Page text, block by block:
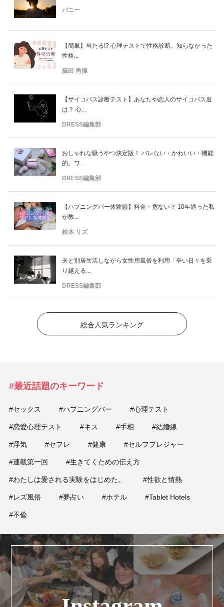
バニー
【簡単】当たる!? 心理テストで性格診断。知らなかった
性格...
脇田 尚揮
【サイコパス診断テスト】あなたや恋人のサイコパス度
は？ 心...
DRESS編集部
おしゃれな吸うやつ決定版！ バレない・かわいい・機能
的。ワ...
DRESS編集部
【ハプニングバー体験談】料金・危ない？ 10年通った私
が教...
鈴木 リズ
夫と別居生活しながら女性用風俗を利用「辛い日々を乗
り越える...
DRESS編集部
総合人気ランキング
#最近話題のキーワード
#セックス #ハプニングバー #心理テスト
#恋愛心理テスト #キス #手相 #結婚線
#浮気 #セフレ #健康 #セルフプレジャー
#連載第一回 #生きてくための伝え方
#わたしは愛される実験をはじめた。 #性欲と情熱
#レズ風俗 #夢占い #ホテル #Tablet Hotels
#不倫